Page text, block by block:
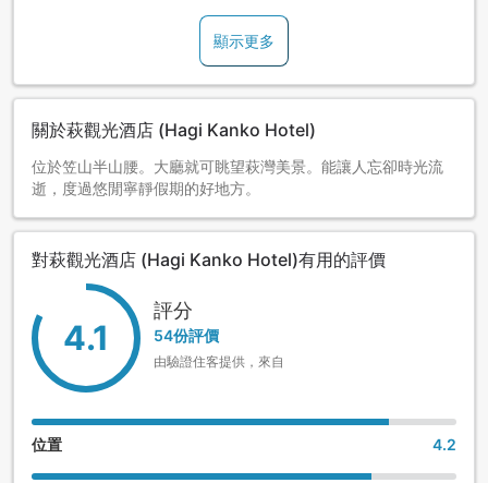
顯示更多
關於萩觀光酒店 (Hagi Kanko Hotel)
位於笠山半山腰。大廳就可眺望萩灣美景。能讓人忘卻時光流
逝，度過悠閒寧靜假期的好地方。
對萩觀光酒店 (Hagi Kanko Hotel)有用的評價
4.1
評分
54份評價
由驗證住客提供，來自
位置 4.2